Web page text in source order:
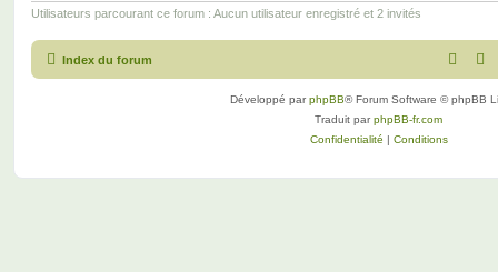
Utilisateurs parcourant ce forum : Aucun utilisateur enregistré et 2 invités
Index du forum
Développé parphpBB® Forum Software © phpBB
Traduit parphpBB-fr.com
Confidentialité | Conditions